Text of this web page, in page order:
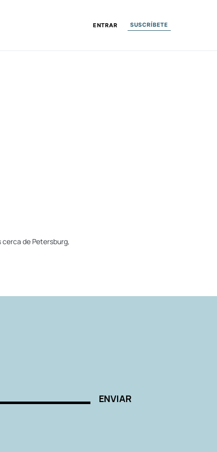
ENTRAR SUSCRÍBETE
de Petersburg,